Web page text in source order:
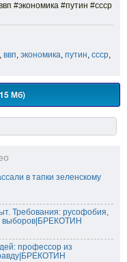
#экономика #путин #ссср
, ввп, экономика, путин, ссср,
Мб)
в тапки зеленскому
Требования: русофобия,
выборов|БРЕКОТИН
профессор из